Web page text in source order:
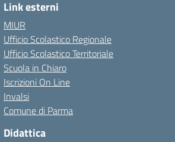
Link esterni
MIUR
Ufficio Scolastico Regionale
Ufficio Scolastico Territoriale
Scuola in Chiaro
Iscrizioni On Line
Invalsi
Comune di Parma
Didattica